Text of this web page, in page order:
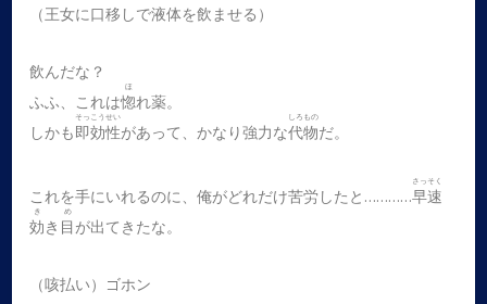
（王女に口移しで液体を飲ませる）
飲んだな？
ふふ、これは惚
ほ
れ薬。
しかも即効性
そっこうせい
があって、かなり強力な代物
しろもの
だ。
これを手にいれるのに、俺がどれだけ苦労したと…………早速
さっそく
効
き
き 目
め
が出てきたな。
（咳払い）ゴホン